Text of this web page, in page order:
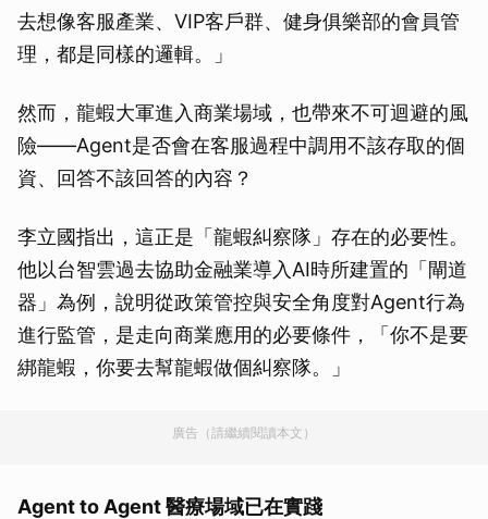
去想像客服產業、VIP客戶群、健身俱樂部的會員管
理，都是同樣的邏輯。」
然而，龍蝦大軍進入商業場域，也帶來不可迴避的風
險——Agent是否會在客服過程中調用不該存取的個
資、回答不該回答的內容？
李立國指出，這正是「龍蝦糾察隊」存在的必要性。
他以台智雲過去協助金融業導入AI時所建置的「閘道
器」為例，說明從政策管控與安全角度對Agent行為
進行監管，是走向商業應用的必要條件，「你不是要
綁龍蝦，你要去幫龍蝦做個糾察隊。」
廣告（請繼續閱讀本文）
Agent to Agent 醫療場域已在實踐